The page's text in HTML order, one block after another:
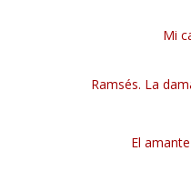
Mi
Ramsés. La
El